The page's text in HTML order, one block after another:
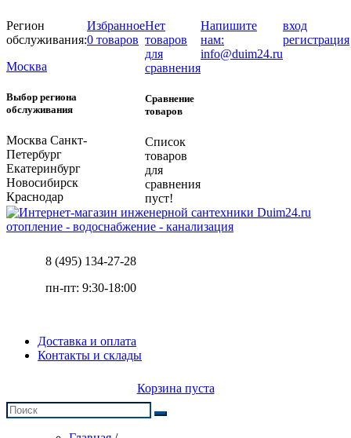
Регион
обслуживания:
Москва
Выбор региона
обслуживания
Москва Санкт-
Петербург
Екатеринбург
Новосибирск
Краснодар
Избранное
0 товаров
Нет
товаров
для
сравнения
Сравнение
товаров
Список
товаров
для
сравнения
пуст!
Напишите
нам:
info@duim24.ru
вход
регистрация
отопление - водоснабжение - канализация
8 (495) 134-27-28
пн-пт: 9:30-18:00
Доставка и оплата
Контакты и склады
Корзина пуста